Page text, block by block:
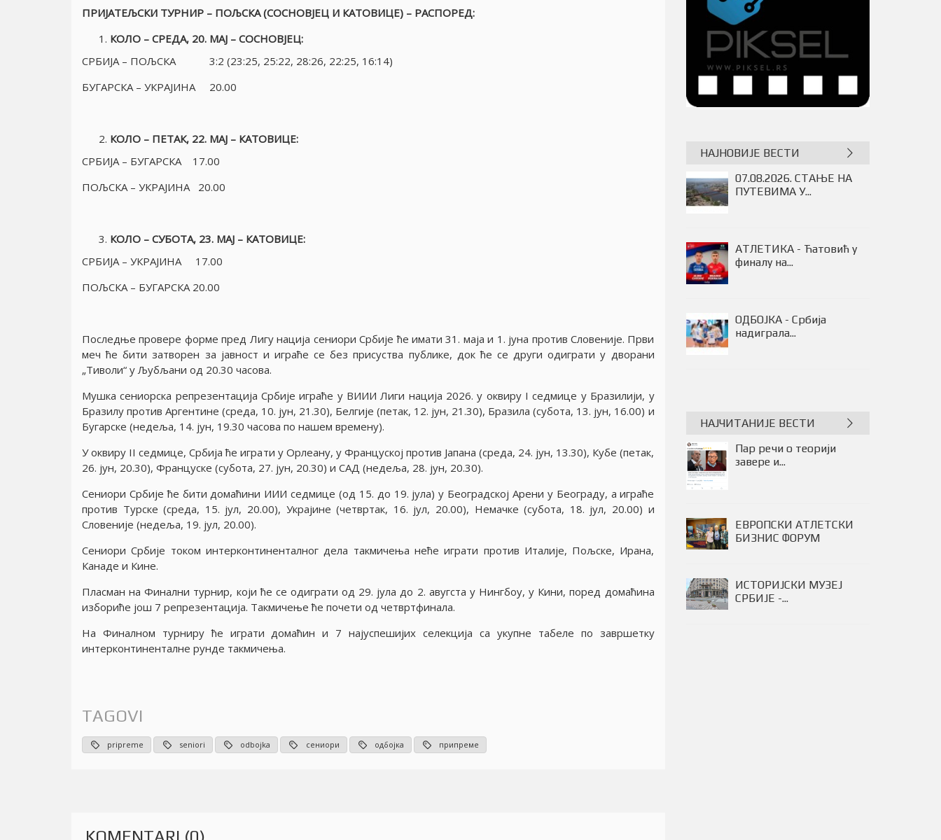
ПРИJАТЕЉСКИ ТУРНИР – ПОЉСКА (СОСНОВJЕЦ И КАТОВИЦЕ) – РАСПОРЕД:
КОЛО – СРЕДА, 20. МАJ – СОСНОВJЕЦ:
СРБИJА – ПОЉСКА 3:2 (23:25, 25:22, 28:26, 22:25, 16:14)
БУГАРСКА – УКРАJИНА 20.00
КОЛО – ПЕТАК, 22. МАJ – КАТОВИЦЕ:
СРБИJА – БУГАРСКА 17.00
ПОЉСКА – УКРАJИНА 20.00
КОЛО – СУБОТА, 23. МАJ – КАТОВИЦЕ:
СРБИJА – УКРАJИНА 17.00
ПОЉСКА – БУГАРСКА 20.00
Последње провере форме пред Лигу нациjа сениори Србиjе ће имати 31. маjа и 1. jуна против Словениjе. Први
меч ће бити затворен за jавност и играће се без присуства публике, док ће се други одиграти у дворани
„Тиволи“ у Љубљани од 20.30 часова.
Мушка сениорска репрезентациjа Србиjе играће у ВИИИ Лиги нациjа 2026. у оквиру I седмице у Бразилиjи, у
Бразилу против Аргентине (среда, 10. jун, 21.30), Белгиjе (петак, 12. jун, 21.30), Бразила (субота, 13. jун, 16.00) и
Бугарске (недеља, 14. jун, 19.30 часова по нашем времену).
У оквиру II седмице, Србиjа ће играти у Орлеану, у Францускоj против Jапана (среда, 24. jун, 13.30), Кубе (петак,
26. jун, 20.30), Француске (субота, 27. jун, 20.30) и САД (недеља, 28. jун, 20.30).
Сениори Србиjе ће бити домаћини ИИИ седмице (од 15. до 19. jула) у Београдскоj Арени у Београду, а играће
против Турске (среда, 15. jул, 20.00), Украjине (четвртак, 16. jул, 20.00), Немачке (субота, 18. jул, 20.00) и
Словениjе (недеља, 19. jул, 20.00).
Сениори Србиjе током интерконтиненталног дела такмичења неће играти против Италиjе, Пољске, Ирана,
Канаде и Кине.
Пласман на Финални турнир, коjи ће се одиграти од 29. jула до 2. авугста у Нингбоу, у Кини, поред домаћина
избориће jош 7 репрезентациjа. Такмичење ће почети од четвртфинала.
На Финалном турниру ће играти домаћин и 7 наjуспешиjих селекциjа са укупне табеле по завршетку
интерконтиненталне рунде такмичења.
TAGOVI
pripreme seniori odbojka сениори одбојка припреме
KOMENTARI (0)
НАЈНОВИЈЕ ВЕСТИ
ОДБОЈКА - Без победника
између...
07.08.2026. СТАЊЕ НА
ПУТЕВИМА У...
АТЛЕТИКА - Ћатовић у
финалу на...
НАЈЧИТАНИЈЕ ВЕСТИ
Пар речи о теорији
завере и...
ЕВРОПСКИ АТЛЕТСКИ
БИЗНИС ФОРУМ
ИСТОРИЈСКИ МУЗЕЈ
СРБИЈЕ -...